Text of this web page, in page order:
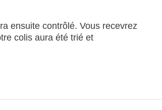
ensuite contrôlé. Vous recevrez
colis aura été trié et